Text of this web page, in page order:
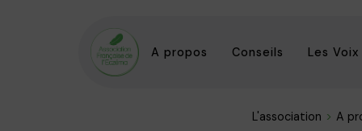
A propos Conseils Les Voix
L'association A